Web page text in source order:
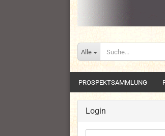
Alle
PROSPEKTSAMMLUNG
Login